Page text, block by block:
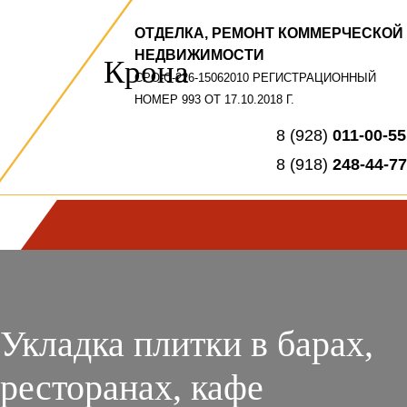
Крона
ОТДЕЛКА, РЕМОНТ КОММЕРЧЕСКОЙ
НЕДВИЖИМОСТИ
СРО-С-226-15062010 РЕГИСТРАЦИОННЫЙ
НОМЕР 993 ОТ 17.10.2018 Г.
8 (928) 011-00-55
8 (918) 248-44-77
Укладка плитки в барах,
ресторанах, кафе